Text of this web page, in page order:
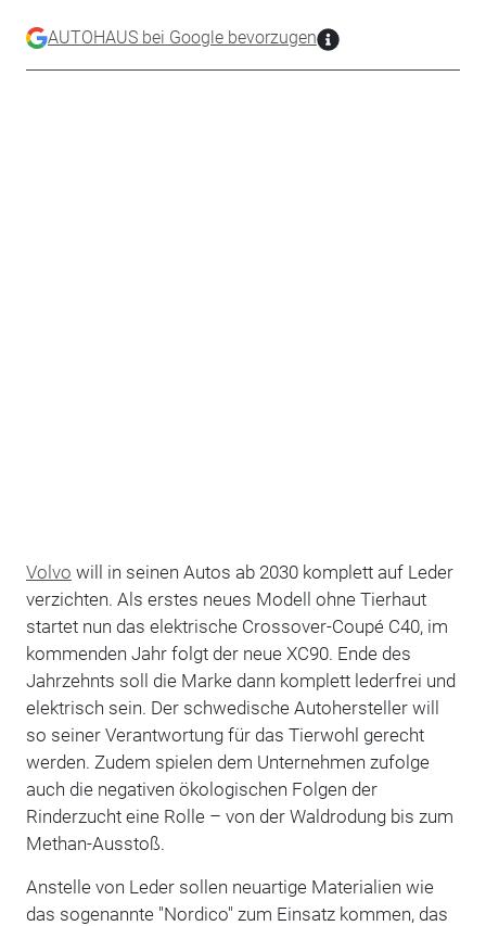
AUTOHAUS bei Google bevorzugen
Volvo will in seinen Autos ab 2030 komplett auf Leder
verzichten. Als erstes neues Modell ohne Tierhaut
startet nun das elektrische Crossover-Coupé C40, im
kommenden Jahr folgt der neue XC90. Ende des
Jahrzehnts soll die Marke dann komplett lederfrei und
elektrisch sein. Der schwedische Autohersteller will
so seiner Verantwortung für das Tierwohl gerecht
werden. Zudem spielen dem Unternehmen zufolge
auch die negativen ökologischen Folgen der
Rinderzucht eine Rolle – von der Waldrodung bis zum
Methan-Ausstoß.
Anstelle von Leder sollen neuartige Materialien wie
das sogenannte "Nordico" zum Einsatz kommen, das